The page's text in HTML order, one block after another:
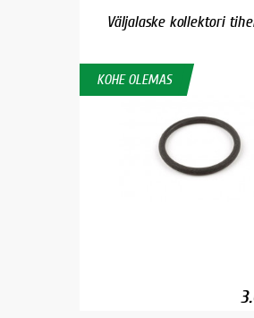
Väljalaske kollektori
KOHE OLEMAS